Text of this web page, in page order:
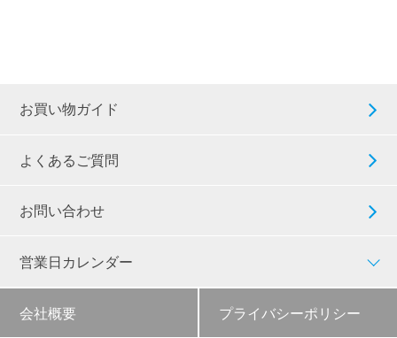
お買い物ガイド
よくあるご質問
お問い合わせ
営業日カレンダー
会社概要 プライバシーポリシー